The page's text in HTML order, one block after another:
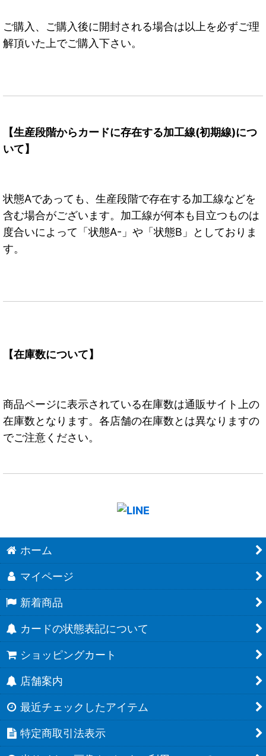
ご購入、ご購入後に開封される場合は以上を必ずご理
解頂いた上でご購入下さい。
【生産段階からカードに存在する加工線(初期線)につ
いて】
状態Aであっても、生産段階で存在する加工線などを
含む場合がございます。加工線が何本も目立つものは
度合いによって「状態A-」や「状態B」としておりま
す。
【在庫数について】
商品ページに表示されている在庫数は通販サイト上の
在庫数となります。各店舗の在庫数とは異なりますの
でご注意ください。
ホーム
マイページ
新着商品
カードの状態表記について
ショッピングカート
店舗案内
最近チェックしたアイテム
特定商取引法表示